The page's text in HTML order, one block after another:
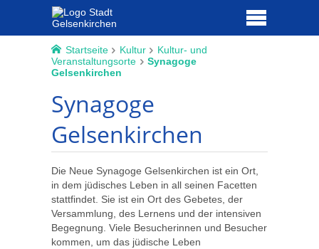
Startseite Kultur
Kultur- und
Veranstaltungsorte
Synagoge
Gelsenkirchen
Synagoge
Gelsenkirchen
Die Neue Synagoge Gelsenkirchen ist ein Ort,
in dem jüdisches Leben in all seinen Facetten
stattfindet. Sie ist ein Ort des Gebetes, der
Versammlung, des Lernens und der intensiven
Begegnung. Viele Besucherinnen und Besucher
kommen, um das jüdische Leben